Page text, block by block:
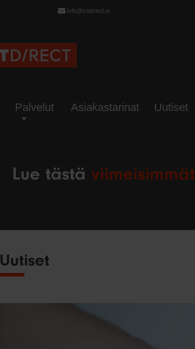
info@ictdirect.io
Palvelut Asiakastarinat Uutiset
Lue tästä viimeisimmät
Uutiset